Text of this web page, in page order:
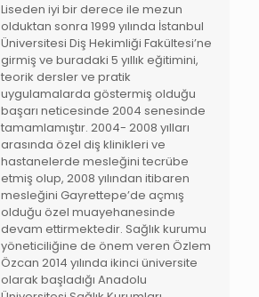
Liseden iyi bir derece ile mezun
olduktan sonra 1999 yılında İstanbul
Üniversitesi Diş Hekimliği Fakültesi’ne
girmiş ve buradaki 5 yıllık eğitimini,
teorik dersler ve pratik
uygulamalarda göstermiş olduğu
başarı neticesinde 2004 senesinde
tamamlamıştır. 2004- 2008 yılları
arasında özel diş klinikleri ve
hastanelerde mesleğini tecrübe
etmiş olup, 2008 yılından itibaren
mesleğini Gayrettepe’de açmış
olduğu özel muayehanesinde
devam ettirmektedir. Sağlık kurumu
yöneticiliğine de önem veren Özlem
Özcan 2014 yılında ikinci üniversite
olarak başladığı Anadolu